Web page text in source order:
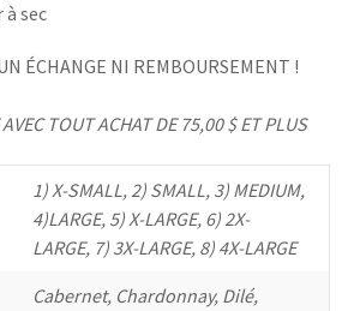
sec
ÉCHANGE NI REMBOURSEMENT !
TOUT ACHAT DE 75,00 $ ET PLUS
1) X-SMALL, 2) SMALL, 3) MEDIUM,
4)LARGE, 5) X-LARGE, 6) 2X-
LARGE, 7) 3X-LARGE, 8) 4X-LARGE
Cabernet, Chardonnay, Dilé,